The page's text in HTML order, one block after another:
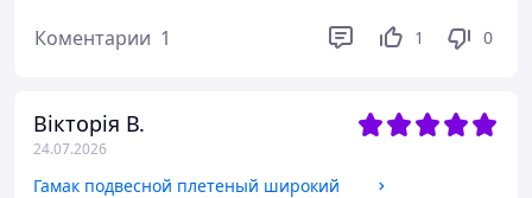
Коментарии 1 1 0
Вікторія В.
24.07.2026
Гамак подвесной плетеный широкий